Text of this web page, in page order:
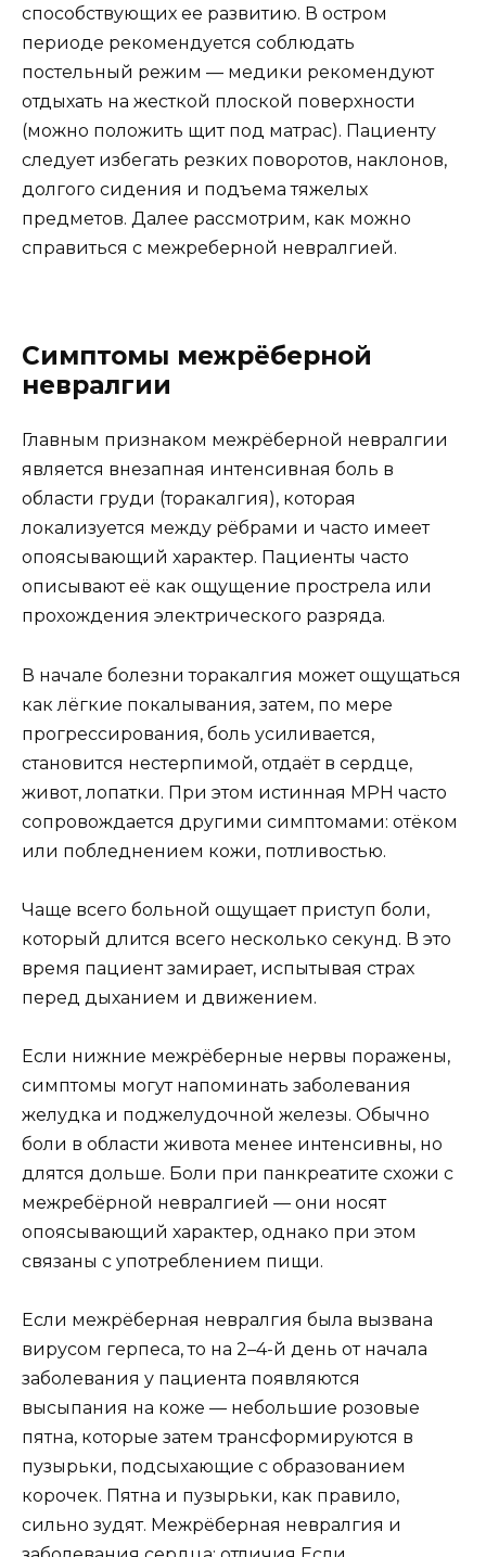
способствующих ее развитию. В остром
периоде рекомендуется соблюдать
постельный режим — медики рекомендуют
отдыхать на жесткой плоской поверхности
(можно положить щит под матрас). Пациенту
следует избегать резких поворотов, наклонов,
долгого сидения и подъема тяжелых
предметов. Далее рассмотрим, как можно
справиться с межреберной невралгией.
Симптомы межрёберной
невралгии
Главным признаком межрёберной невралгии
является внезапная интенсивная боль в
области груди (торакалгия), которая
локализуется между рёбрами и часто имеет
опоясывающий характер. Пациенты часто
описывают её как ощущение прострела или
прохождения электрического разряда.
В начале болезни торакалгия может ощущаться
как лёгкие покалывания, затем, по мере
прогрессирования, боль усиливается,
становится нестерпимой, отдаёт в сердце,
живот, лопатки. При этом истинная МРН часто
сопровождается другими симптомами: отёком
или побледнением кожи, потливостью.
Чаще всего больной ощущает приступ боли,
который длится всего несколько секунд. В это
время пациент замирает, испытывая страх
перед дыханием и движением.
Если нижние межрёберные нервы поражены,
симптомы могут напоминать заболевания
желудка и поджелудочной железы. Обычно
боли в области живота менее интенсивны, но
длятся дольше. Боли при панкреатите схожи с
межребёрной невралгией — они носят
опоясывающий характер, однако при этом
связаны с употреблением пищи.
Если межрёберная невралгия была вызвана
вирусом герпеса, то на 2–4-й день от начала
заболевания у пациента появляются
высыпания на коже — небольшие розовые
пятна, которые затем трансформируются в
пузырьки, подсыхающие с образованием
корочек. Пятна и пузырьки, как правило,
сильно зудят. Межрёберная невралгия и